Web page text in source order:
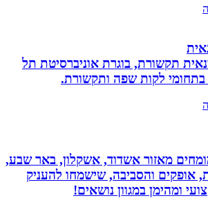
תקשורת, בוגרת אוניברסיטת תל
לקות שפה ותקשורת.
מאזור אשדוד, אשקלון, באר שבע,
והסביבה, שישמחו להעניק
ומהימן במגוון נושאים!